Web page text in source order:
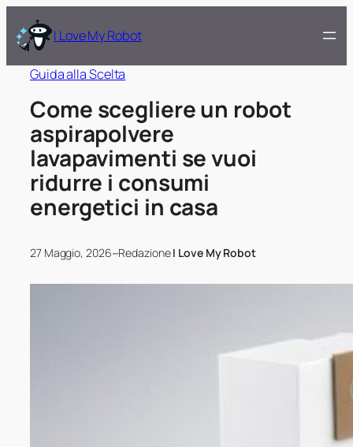
I Love My Robot
Guida alla Scelta
Come scegliere un robot
aspirapolvere
lavapavimenti se vuoi
ridurre i consumi
energetici in casa
27 Maggio, 2026–RedazioneI Love My Robot